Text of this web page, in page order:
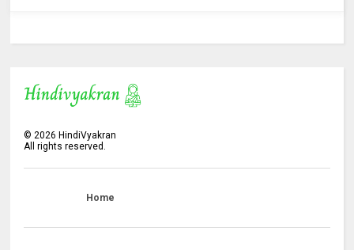
©2026 HindiVyakran
All rights reserved.
Home